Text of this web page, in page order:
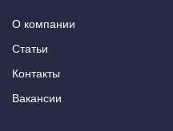
О компании
Статьи
Контакты
Вакансии